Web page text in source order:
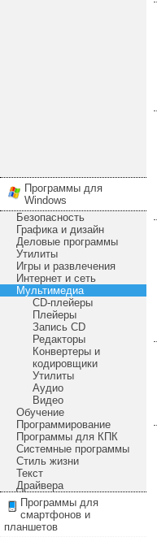
Программы для
Windows
Безопасность
Графика и дизайн
Деловые программы
Утилиты
Игры и развлечения
Интернет и сеть
Мультимедиа
CD-плейеры
Плейеры
Запись CD
Редакторы
Конвертеры и
кодировщики
Утилиты
Аудио
Видео
Обучение
Программирование
Программы для КПК
Системные программы
Стиль жизни
Текст
Драйвера
Программы для
смартфонов и
планшетов